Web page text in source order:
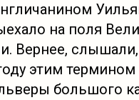
на поля
Вернее,
этим
большого